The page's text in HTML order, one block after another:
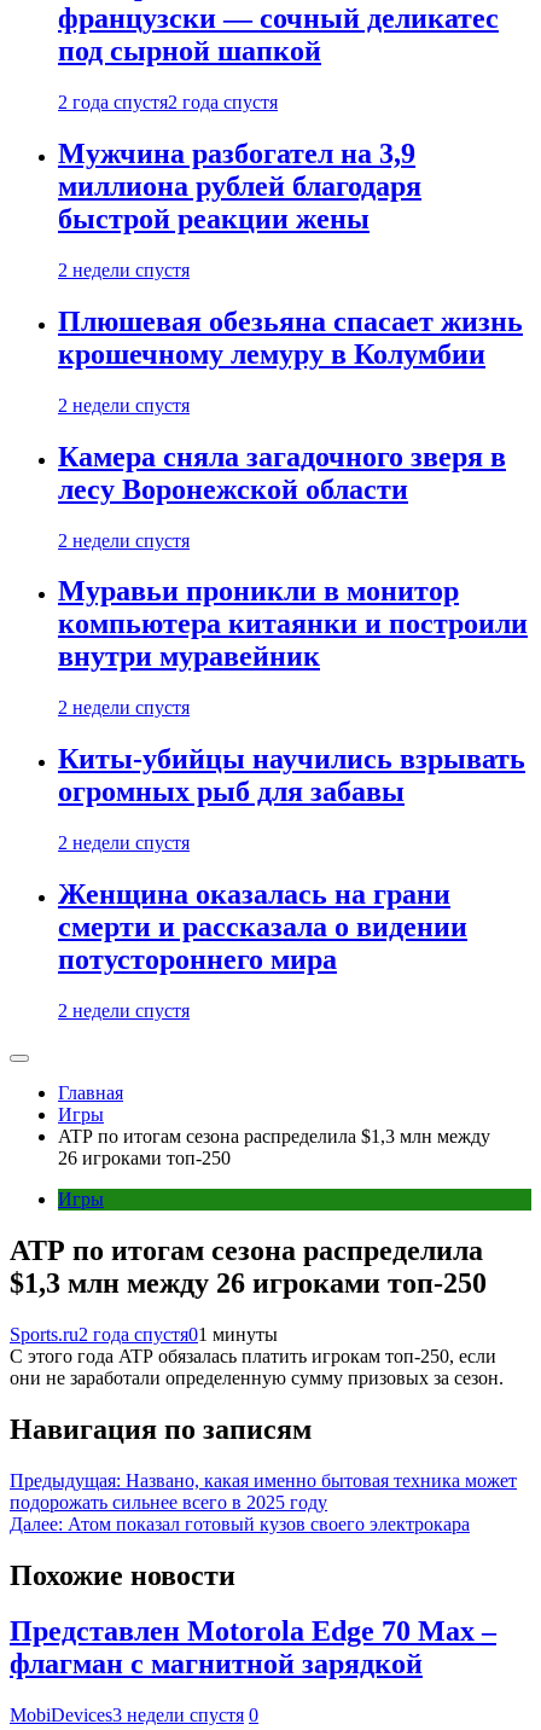
французски — сочный деликатес
под сырной шапкой
2 года спустя2 года спустя
Мужчина разбогател на 3,9
миллиона рублей благодаря
быстрой реакции жены
2 недели спустя
Плюшевая обезьяна спасает жизнь
крошечному лемуру в Колумбии
2 недели спустя
Камера сняла загадочного зверя в
лесу Воронежской области
2 недели спустя
Муравьи проникли в монитор
компьютера китаянки и построили
внутри муравейник
2 недели спустя
Киты-убийцы научились взрывать
огромных рыб для забавы
2 недели спустя
Женщина оказалась на грани
смерти и рассказала о видении
потустороннего мира
2 недели спустя
Главная
Игры
ATP по итогам сезона распределила $1,3 млн между
26 игроками топ-250
Игры
ATP по итогам сезона распределила
$1,3 млн между 26 игроками топ-250
Sports.ru2 года спустя01 минуты
С этого года ATP обязалась платить игрокам топ-250, если
они не заработали определенную сумму призовых за сезон.
Навигация по записям
Предыдущая: Названо, какая именно бытовая техника может
подорожать сильнее всего в 2025 году
Далее: Атом показал готовый кузов своего электрокара
Похожие новости
Представлен Motorola Edge 70 Max –
флагман с магнитной зарядкой
MobiDevices3 недели спустя 0